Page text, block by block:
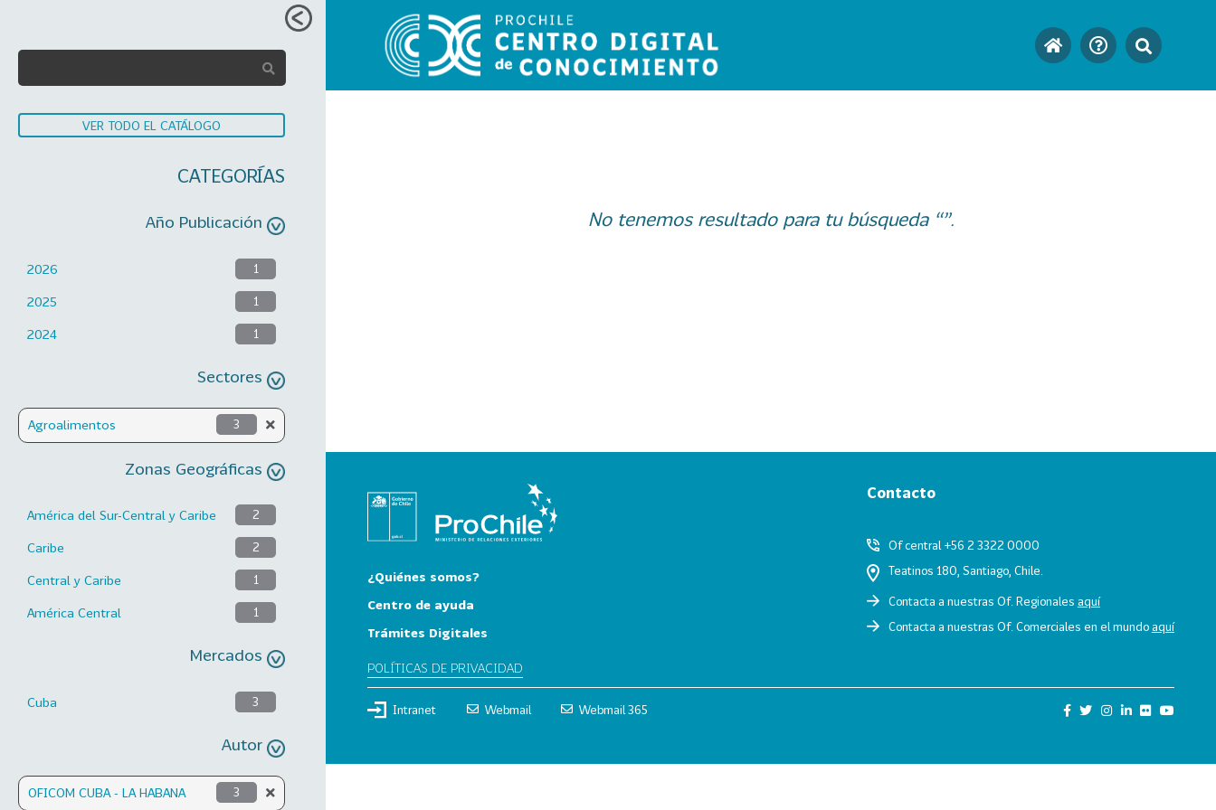
VER TODO EL CATÁLOGO
CATEGORÍAS
Año Publicación
2026 1
2025 1
2024 1
Sectores
Agroalimentos 3
Zonas Geográficas
América del Sur-Central y Caribe 2
Caribe 2
Central y Caribe 1
América Central 1
Mercados
Cuba 3
Autor
OFICOM CUBA - LA HABANA 3
No tenemos resultado para tu búsqueda “”.
¿Quiénes somos?
Centro de ayuda
Trámites Digitales
POLÍTICAS DE PRIVACIDAD
Contacto
Of central +56 2 3322 0000
Teatinos 180, Santiago, Chile.
Contacta a nuestras Of. Regionales aquí
Contacta a nuestras Of. Comerciales en el mundoaquí
Intranet Webmail Webmail 365